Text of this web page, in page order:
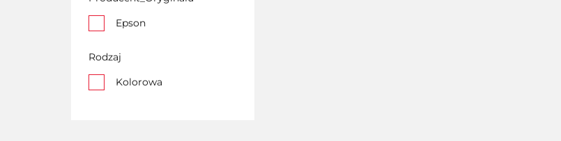
Epson
Rodzaj
Kolorowa